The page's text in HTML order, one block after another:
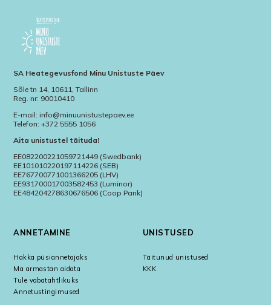
SA Heategevusfond Minu Unistuste Päev
Sõle tn 14, 10611, Tallinn
Reg. nr: 90010410
E-mail: info@minuunistustepaev.ee
Telefon: +372 5555 1056
Aita unistustel täituda!
EE082200221059721449 (Swedbank)
EE101010220197114226 (SEB)
EE767700771001366205 (LHV)
EE931700017003582453 (Luminor)
EE484204278630676506 (Coop Pank)
ANNETAMINE
Hakka püsiannetajaks
Ma armastan aidata
Tule vabatahtlikuks
Annetustingimused
UNISTUSED
Täitunud unistused
KKK